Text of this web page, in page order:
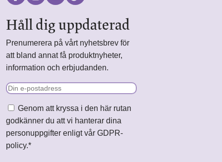
Håll dig uppdaterad
Prenumerera på vårt nyhetsbrev för
att bland annat få produktnyheter,
information och erbjudanden.
E-
Samtycke*
Genom att kryssa i den här rutan
godkänner du att vi hanterar dina
personuppgifter enligt vår GDPR-
policy.*